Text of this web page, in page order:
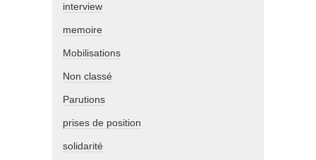
interview
memoire
Mobilisations
Non classé
Parutions
prises de position
solidarité